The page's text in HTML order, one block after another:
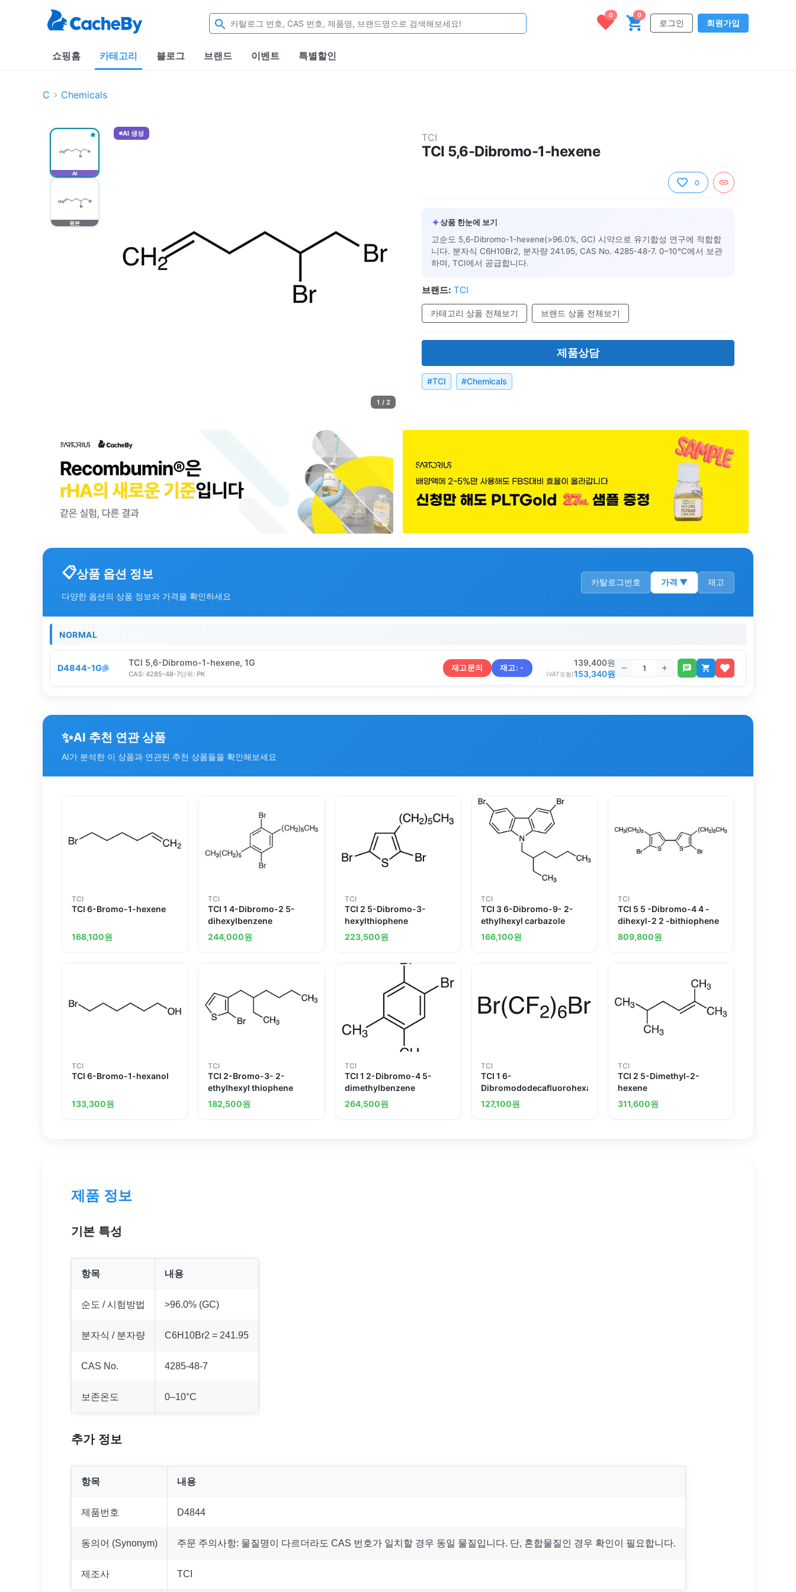
0 0
로그인 회원가입
쇼핑홈 카테고리 블로그 브랜드 이벤트 특별할인
C Chemicals
AI
원본
AI 생성
1 / 2
TCI
TCI 5,6-Dibromo-1-hexene
0
✦상품 한눈에 보기
고순도 5,6-Dibromo-1-hexene(>96.0%, GC) 시약으로 유기합성 연구에 적합합
니다. 분자식 C6H10Br2, 분자량 241.95, CAS No. 4285-48-7. 0–10°C에서 보관
하며, TCI에서 공급합니다.
브랜드: TCI
카테고리 상품 전체보기 브랜드 상품 전체보기
제품상담
#TCI #Chemicals
상품 옵션 정보
다양한 옵션의 상품 정보와 가격을 확인하세요
카탈로그번호 가격 ▼ 재고
NORMAL
D4844-1G
TCI 5,6-Dibromo-1-hexene, 1G
CAS: 4285-48-7단위: PK
재고문의 재고: - 139,400원
(VAT포함)153,340원
✨AI 추천 연관 상품
AI가 분석한 이 상품과 연관된 추천 상품들을 확인해보세요
TCI
TCI 6-Bromo-1-hexene
168,100원
TCI
TCI 1 4-Dibromo-2 5-
dihexylbenzene
244,000원
TCI
TCI 2 5-Dibromo-3-
hexylthiophene
223,500원
TCI
TCI 3 6-Dibromo-9- 2-
ethylhexyl carbazole
166,100원
TCI
TCI 5 5 -Dibromo-4 4 -
dihexyl-2 2 -bithiophene
809,800원
TCI
TCI 6-Bromo-1-hexanol
133,300원
TCI
TCI 2-Bromo-3- 2-
ethylhexyl thiophene
182,500원
TCI
TCI 1 2-Dibromo-4 5-
dimethylbenzene
264,500원
TCI
TCI 1 6-
Dibromododecafluorohexane
127,100원
TCI
TCI 2 5-Dimethyl-2-
hexene
311,600원
제품 정보
기본 특성
항목 내용
순도 / 시험방법 >96.0% (GC)
분자식 / 분자량 C6H10Br2 = 241.95
CAS No. 4285-48-7
보존온도 0–10°C
추가 정보
항목 내용
제품번호 D4844
동의어 (Synonym) 주문 주의사항: 물질명이 다르더라도 CAS 번호가 일치할 경우 동일 물질입니다. 단, 혼합물질인 경우 확인이 필요합니다.
제조사 TCI